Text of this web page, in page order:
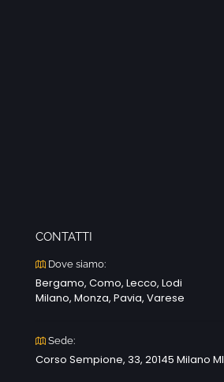
CONTATTI
Dove siamo:
Bergamo, Como, Lecco, Lodi
Milano, Monza, Pavia, Varese
Sede:
Corso Sempione, 33, 20145 Milano MI